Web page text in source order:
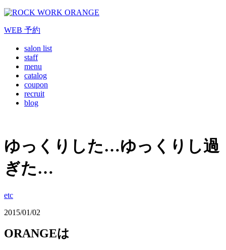
WEB 予約
salon list
staff
menu
catalog
coupon
recruit
blog
ゆっくりした…ゆっくりし過
ぎた…
etc
2015/01/02
ORANGEは